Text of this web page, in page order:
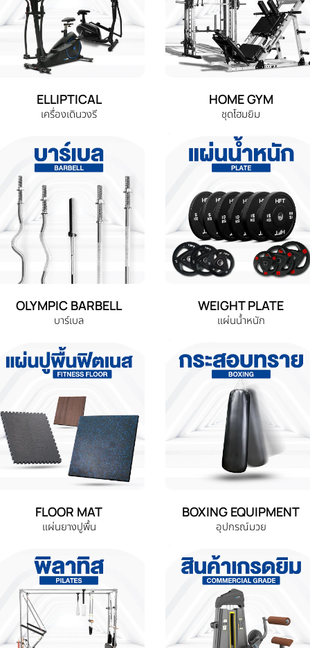
ELLIPTICAL
เครื่องเดินวงรี
HOME GYM
ชุดโฮมยิม
OLYMPIC BARBELL
บาร์เบล
WEIGHT PLATE
แผ่นน้ำหนัก
FLOOR MAT
แผ่นยางปูพื้น
BOXING EQUIPMENT
อุปกรณ์มวย